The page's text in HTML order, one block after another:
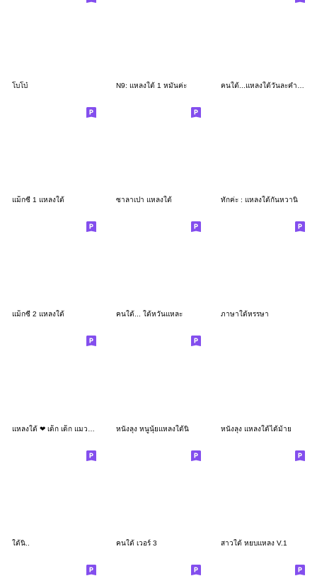
โบโบ๋ N9: แหลงใต้ 1 หมันค่ะ
แม็กซี่ 1 แหลงใต้ ซาลาเปา แหลงใต้ ทักค่ะ : แหลงใต้กันหวานิ
แม็กซี่ 2 แหลงใต้ คนใต้... ใต้หวันแหละ ภาษาใต้หรรษา
หนังลุง หนูนุ้ยแหลงใต้นิ หนังลุง แหลงใต้ได้ม้าย
ใต้นิ.. คนใต้ เวอร์ 3 สาวใต้ หยบแหลง V.1